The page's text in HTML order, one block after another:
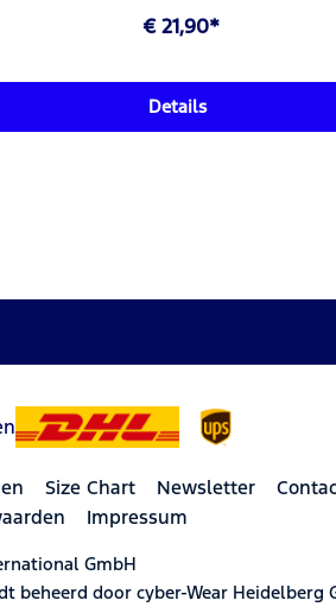
€ 21,90*
Details
Size Chart Newsletter
Impressum
GmbH
beheerd door cyber-Wear